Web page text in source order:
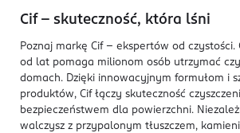
Cif – skuteczność, która lśni
Poznaj markę Cif – ekspertów od czystości.
od lat pomaga milionom osób utrzymać
domach. Dzięki innowacyjnym formułom i
produktów, Cif łączy skuteczność
bezpieczeństwem dla powierzchni.
walczysz z przypalonym tłuszczem,